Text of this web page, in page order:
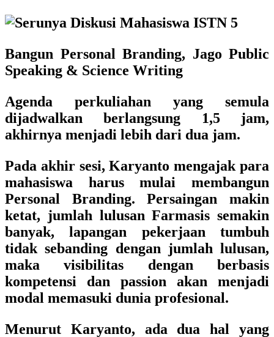
Bangun Personal Branding, Jago Public
Speaking & Science Writing
Agenda perkuliahan yang semula
dijadwalkan berlangsung 1,5 jam,
akhirnya menjadi lebih dari dua jam.
Pada akhir sesi, Karyanto mengajak para
mahasiswa harus mulai membangun
Personal Branding. Persaingan makin
ketat, jumlah lulusan Farmasis semakin
banyak, lapangan pekerjaan tumbuh
tidak sebanding dengan jumlah lulusan,
maka visibilitas dengan berbasis
kompetensi dan passion akan menjadi
modal memasuki dunia profesional.
Menurut Karyanto, ada dua hal yang